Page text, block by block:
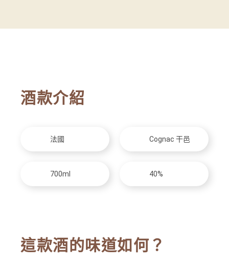
酒款介紹
法國 Cognac 干邑
700ml 40%
這款酒的味道如何？